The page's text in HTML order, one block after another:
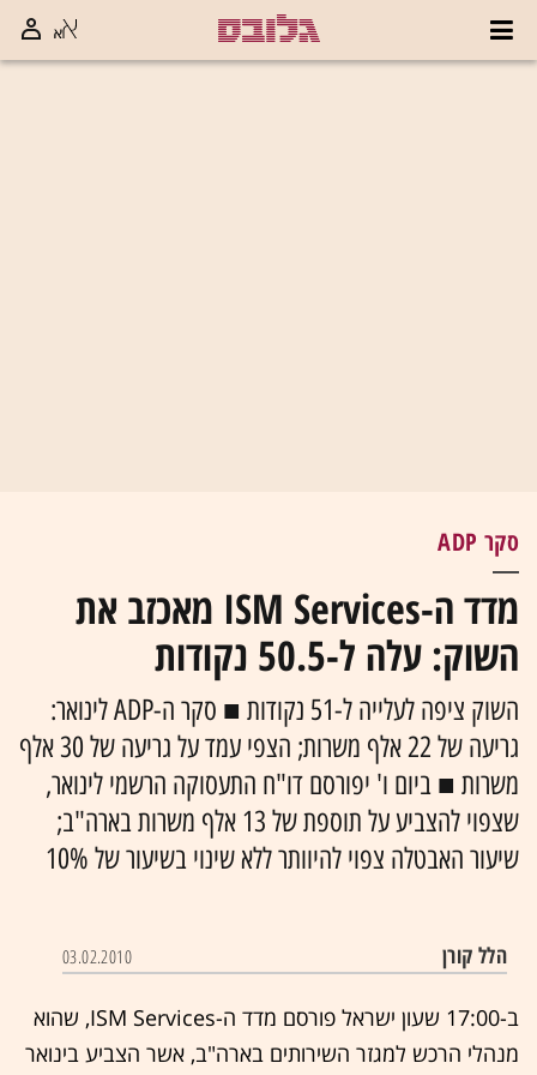
סקר ADP
מדד ה-ISM Services מאכזב את
השוק: עלה ל-50.5 נקודות
השוק ציפה לעלייה ל-51 נקודות ■ סקר ה-ADP לינואר:
גריעה של 22 אלף משרות; הצפי עמד על גריעה של 30 אלף
משרות ■ ביום ו' יפורסם דו"ח התעסוקה הרשמי לינואר,
שצפוי להצביע על תוספת של 13 אלף משרות בארה"ב;
שיעור האבטלה צפוי להיוותר ללא שינוי בשיעור של 10%
הלל קורן 03.02.2010
ב-17:00 שעון ישראל פורסם מדד ה-ISM Services, שהוא
מנהלי הרכש למגזר השירותים בארה"ב, אשר הצביע בינואר